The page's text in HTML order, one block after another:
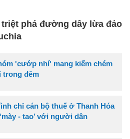
triệt phá đường dây lừa đảo
'cướp nhí' mang kiếm chém
trong đêm
chỉ cán bộ thuế ở Thanh Hóa
- tao’ với người dân